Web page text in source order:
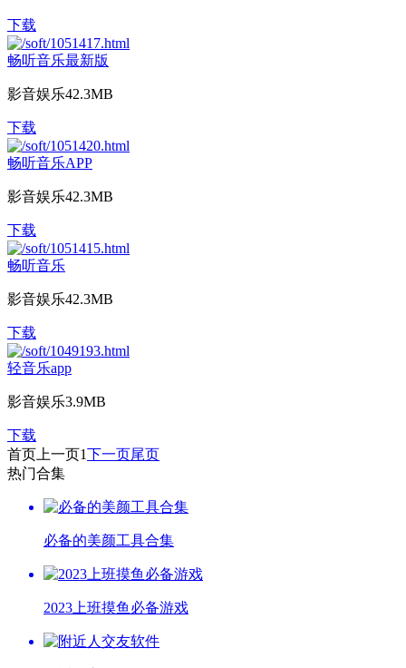
下载
畅听音乐最新版
影音娱乐42.3MB
下载
畅听音乐APP
影音娱乐42.3MB
下载
畅听音乐
影音娱乐42.3MB
下载
轻音乐app
影音娱乐3.9MB
下载
首页 上一页1下一页尾页
热门合集
必备的美颜工具合集
2023上班摸鱼必备游戏